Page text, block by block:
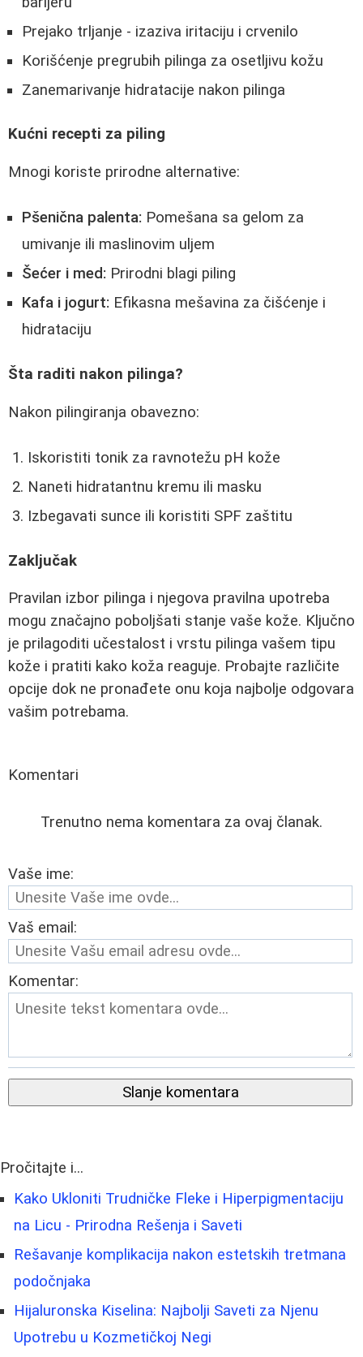
Prejako trljanje - izaziva iritaciju i crvenilo
Korišćenje pregrubih pilinga za osetljivu kožu
Zanemarivanje hidratacije nakon pilinga
Kućni recepti za piling
Mnogi koriste prirodne alternative:
Pšenična palenta: Pomešana sa gelom za
umivanje ili maslinovim uljem
Šećer i med: Prirodni blagi piling
Kafa i jogurt: Efikasna mešavina za čišćenje i
hidrataciju
Šta raditi nakon pilinga?
Nakon pilingiranja obavezno:
Iskoristiti tonik za ravnotežu pH kože
Naneti hidratantnu kremu ili masku
Izbegavati sunce ili koristiti SPF zaštitu
Zaključak
Pravilan izbor pilinga i njegova pravilna upotreba
mogu značajno poboljšati stanje vaše kože. Ključno
je prilagoditi učestalost i vrstu pilinga vašem tipu
kože i pratiti kako koža reaguje. Probajte različite
opcije dok ne pronađete onu koja najbolje odgovara
vašim potrebama.
Komentari
Trenutno nema komentara za ovaj članak.
Vaše ime:
Vaš email:
Komentar:
Slanje komentara
Pročitajte i...
Kako Ukloniti Trudničke Fleke i Hiperpigmentaciju
na Licu - Prirodna Rešenja i Saveti
Rešavanje komplikacija nakon estetskih tretmana
podočnjaka
Hijaluronska Kiselina: Najbolji Saveti za Njenu
Upotrebu u Kozmetičkoj Negi